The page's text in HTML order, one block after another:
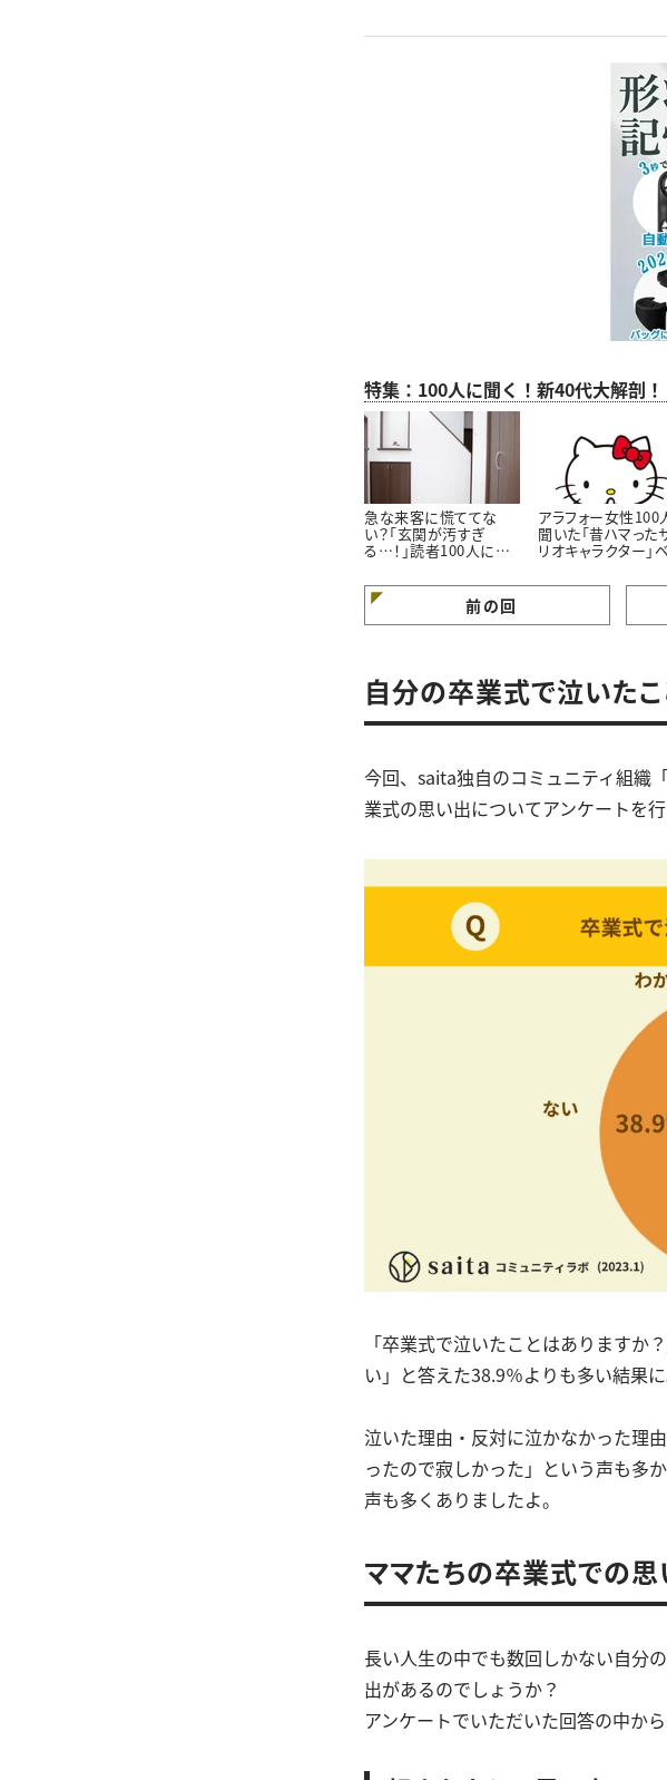
特集：100人に聞く！新40代大解剖！
急な来客に慌ててな
い？「玄関が汚すぎ
る…！」読者100人に聞
ておくコツ」3選
アラフォー女性100
聞いた「昔ハマった
リオキャラクター」
ーがランクイン
前の回
自分の卒業式で泣いた
今回、saita独自のコミュニティ組織
業式の思い出についてアンケートを行
「卒業式で泣いたことはありますか
い」と答えた38.9％よりも多い結果に
泣いた理由・反対に泣かなかった理
ったので寂しかった」という声も多
声も多くありましたよ。
ママたちの卒業式での思
長い人生の中でも数回しかない自分
出があるのでしょうか？
アンケートでいただいた回答の中か